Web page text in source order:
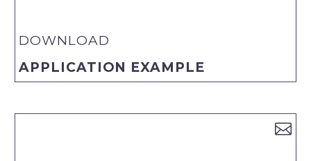
DOWNLOAD
APPLICATION EXAMPLE

